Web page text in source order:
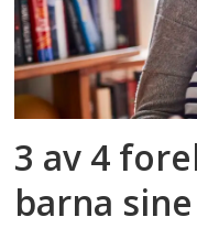
3 av 4
barna sine